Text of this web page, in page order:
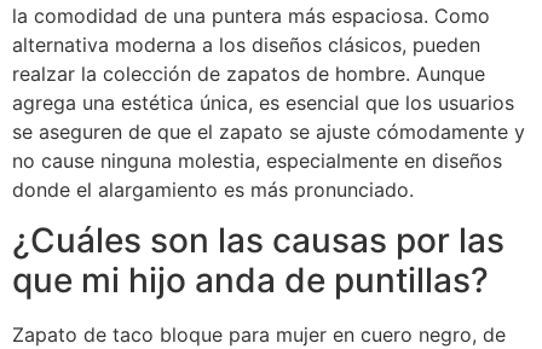
la comodidad de una puntera más espaciosa. Como
alternativa moderna a los diseños clásicos, pueden
realzar la colección de zapatos de hombre. Aunque
agrega una estética única, es esencial que los usuarios
se aseguren de que el zapato se ajuste cómodamente y
no cause ninguna molestia, especialmente en diseños
donde el alargamiento es más pronunciado.
¿Cuáles son las causas por las
que mi hijo anda de puntillas?
Zapato de taco bloque para mujer en cuero negro, de